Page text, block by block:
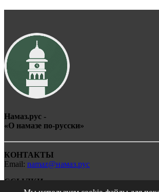
Намаз.рус -
«О намазе по-русски»
КОНТАКТЫ
Email: namaz@намаз.рус
ССЫЛКИ